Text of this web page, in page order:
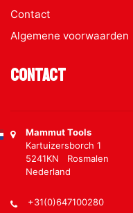
Contact
Algemene voorwaarden
Contact
Mammut Tools
Kartuizersborch 1
5241KN Rosmalen
Nederland
+31(0)647100280